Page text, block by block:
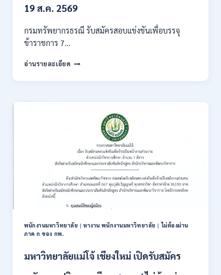
/
เดือน
18150
ONLINE
สิงหาคม
19 ส.ค. 2569
กรมทรัพยากรธรณี รับสมัครสอบแข่งขันเพื่อบรรจุ
ข้าราชการ 7…
อ่านรายละเอียด กรม
เปิด
สมัคร
ข้าราชการ
28
/
ปวส.
ป.ตรี
สาขา
สมัคร
ONLINE
พนักงานมหาวิทยาลัย |หางาน พนักงานมหาวิทยาลัย |ไม่ต้องผ่าน
ภาค ก ของ กพ.
มหาวิทยาลัยแม่โจ้ เชียงใหม่ เปิดรับสมัคร